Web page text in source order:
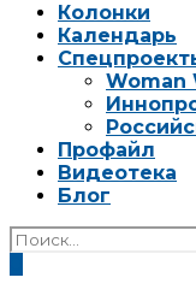
Колонки
Календарь
Woman
Профайл
Видеотека
Блог